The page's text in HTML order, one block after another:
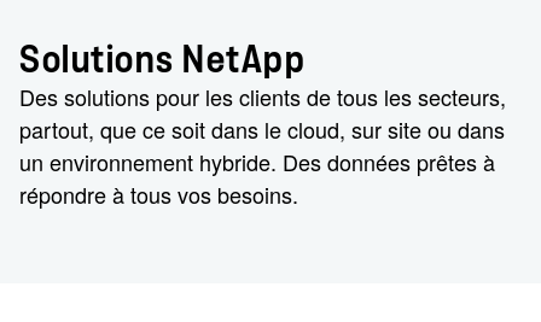
Solutions NetApp
Des solutions pour les clients de tous les secteurs,
partout, que ce soit dans le cloud, sur site ou dans
un environnement hybride. Des données prêtes à
répondre à tous vos besoins.